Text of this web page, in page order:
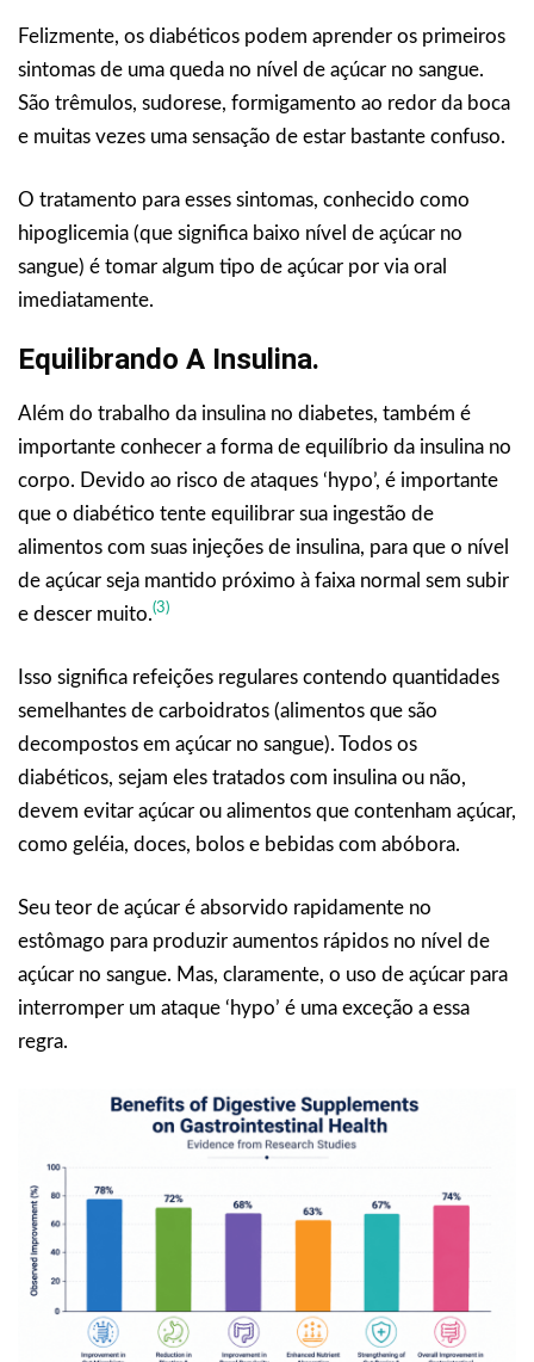
Felizmente, os diabéticos podem aprender os primeiros
sintomas de uma queda no nível de açúcar no sangue.
São trêmulos, sudorese, formigamento ao redor da boca
e muitas vezes uma sensação de estar bastante confuso.
O tratamento para esses sintomas, conhecido como
hipoglicemia (que significa baixo nível de açúcar no
sangue) é tomar algum tipo de açúcar por via oral
imediatamente.
Equilibrando A Insulina.
Além do trabalho da insulina no diabetes, também é
importante conhecer a forma de equilíbrio da insulina no
corpo. Devido ao risco de ataques ‘hypo’, é importante
que o diabético tente equilibrar sua ingestão de
alimentos com suas injeções de insulina, para que o nível
de açúcar seja mantido próximo à faixa normal sem subir
e descer muito.(3)
Isso significa refeições regulares contendo quantidades
semelhantes de carboidratos (alimentos que são
decompostos em açúcar no sangue). Todos os
diabéticos, sejam eles tratados com insulina ou não,
devem evitar açúcar ou alimentos que contenham açúcar,
como geléia, doces, bolos e bebidas com abóbora.
Seu teor de açúcar é absorvido rapidamente no
estômago para produzir aumentos rápidos no nível de
açúcar no sangue. Mas, claramente, o uso de açúcar para
interromper um ataque ‘hypo’ é uma exceção a essa
regra.